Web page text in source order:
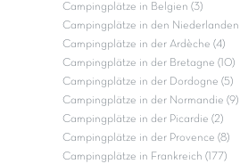
Campingplätze in Belgien (3)
Campingplätze in den Niederlanden
Campingplätze in der Ardèche (4)
Campingplätze in der Bretagne (10)
Campingplätze in der Dordogne (5)
Campingplätze in der Normandie (9)
Campingplätze in der Picardie (2)
Campingplätze in der Provence (8)
Campingplätze in Frankreich (177)